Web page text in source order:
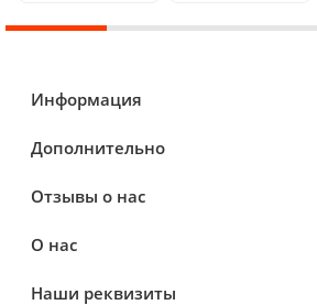
Информация
Дополнительно
Отзывы о нас
О нас
Наши реквизиты